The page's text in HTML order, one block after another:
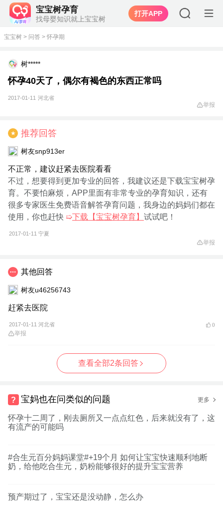
宝宝树孕育
找母婴知识就上宝宝树
打开APP
宝宝树 > 问答 > 怀孕期
树*****
怀孕40天了，偶尔有褐色的东西正常吗
2017-01-11 河北省
举报
★ 推荐回答
树友snp913er
不正常，建议赶紧去医院看看
不过，想要得到更加专业的回答，我建议还是下载宝宝树孕
育。不要怕麻烦，APP里面有非常专业的孕育知识，还有
很多专家医生免费语音解答孕育问题，我身边的妈妈们都在
使用，你也赶快 ➯下载【宝宝树孕育】 试试吧！
2017-01-11 宁夏
举报
其他回答
树友u46256743
赶紧去医院
2017-01-11 河北省 0
举报
查看全部2条回答
宝妈也在问类似的问题 更多
怀孕十二周了，刚去厕所又一点点红色，后来就没有了，这
有流产的可能吗
#合生元百分妈妈课堂#+19个月 如何让宝宝快速顺利地断
奶，给他吃合生元，奶粉能够很好的提升宝宝营养
预产期过了，宝宝还是没动静，怎么办